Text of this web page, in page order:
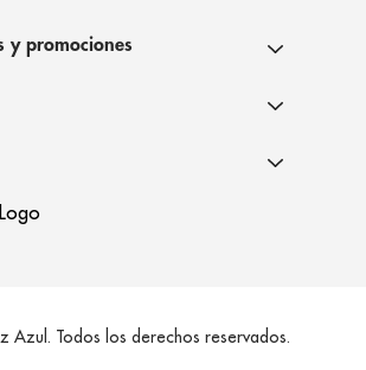
y promociones
Azul. Todos los derechos reservados.